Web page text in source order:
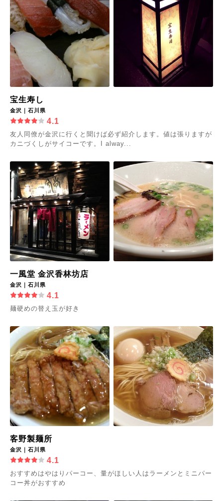
宝生寿し
金沢｜石川県
4.1
友人同僚が金沢に行くと聞けば必ず紹介します。値は張りますが
カニづくしがサイコーです。I alway...
一風堂 金沢香林坊店
金沢｜石川県
4.1
麺硬めの替え玉が好き
客野製麺所
金沢｜石川県
4.1
おすすめはやはりパーコー、量がほしい人はラーメンとミニパー
コー丼がおすすめ